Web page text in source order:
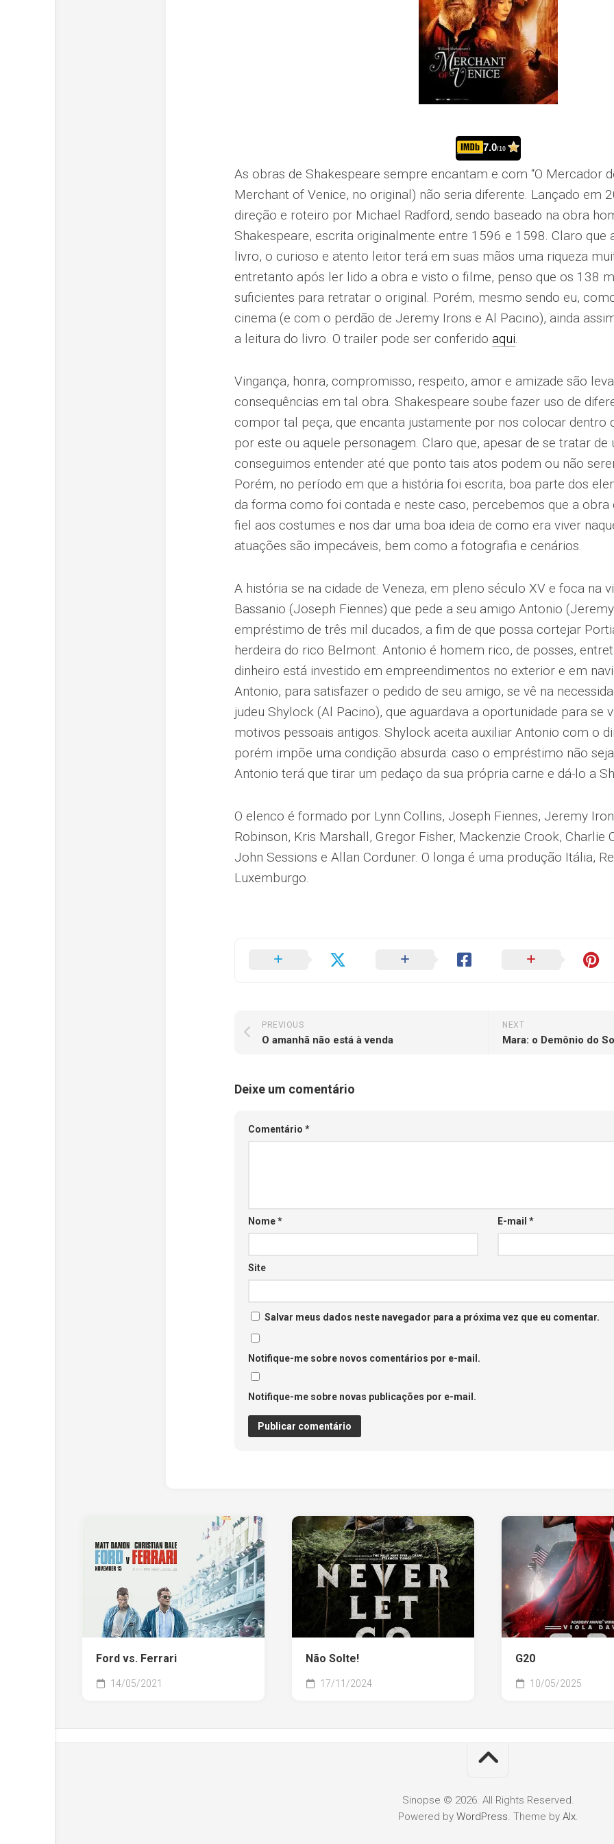
7.0/10
As obras de Shakespeare sempre encantam e com “O Mercador
Merchant of Venice, no original) não seria diferente. Lançado em
direção e roteiro por Michael Radford, sendo baseado na obra
Shakespeare, escrita originalmente entre 1596 e 1598. Claro que
livro, o curioso e atento leitor terá em suas mãos uma riqueza
entretanto após ler lido a obra e visto o filme, penso que os 138
suficientes para retratar o original. Porém, mesmo sendo eu,
cinema (e com o perdão de Jeremy Irons e Al Pacino), ainda
a leitura do livro. O trailer pode ser conferido aqui.
Vingança, honra, compromisso, respeito, amor e amizade são
consequências em tal obra. Shakespeare soube fazer uso de
compor tal peça, que encanta justamente por nos colocar dentro
por este ou aquele personagem. Claro que, apesar de se tratar de
conseguimos entender até que ponto tais atos podem ou não
Porém, no período em que a história foi escrita, boa parte dos
da forma como foi contada e neste caso, percebemos que a obra
fiel aos costumes e nos dar uma boa ideia de como era viver
atuações são impecáveis, bem como a fotografia e cenários.
A história se na cidade de Veneza, em pleno século XV e foca na
Bassanio (Joseph Fiennes) que pede a seu amigo Antonio
empréstimo de três mil ducados, a fim de que possa cortejar
herdeira do rico Belmont. Antonio é homem rico, de posses,
dinheiro está investido em empreendimentos no exterior e em
Antonio, para satisfazer o pedido de seu amigo, se vê na
judeu Shylock (Al Pacino), que aguardava a oportunidade para se
motivos pessoais antigos. Shylock aceita auxiliar Antonio com o
porém impõe uma condição absurda: caso o empréstimo não
Antonio terá que tirar um pedaço da sua própria carne e dá-lo a
O elenco é formado por Lynn Collins, Joseph Fiennes, Jeremy
Robinson, Kris Marshall, Gregor Fisher, Mackenzie Crook, Charlie
John Sessions e Allan Corduner. O longa é uma produção Itália,
Luxemburgo.
NEXT
Mara: o Demônio do
PREVIOUS
O amanhã não está à venda
Deixe um comentário
Comentário *
Nome* E-mail *
Site
Salvar meus dados neste navegador para a próxima vez que eu comentar.
Notifique-me sobre novos comentários por e-mail.
Notifique-me sobre novas publicações por e-mail.
Ford vs. Ferrari
14/05/2021
Não Solte!
17/11/2024
G20
10/05/2025
Sinopse © 2026. All Rights Reserved.
Powered by WordPress. Theme by Alx.